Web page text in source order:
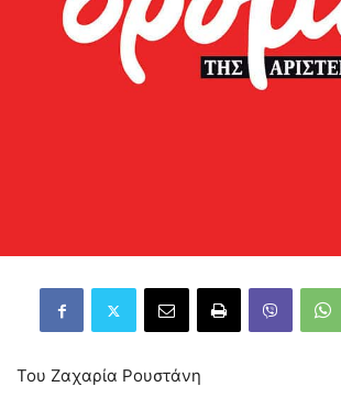
Του Ζαχαρία Ρουστάνη